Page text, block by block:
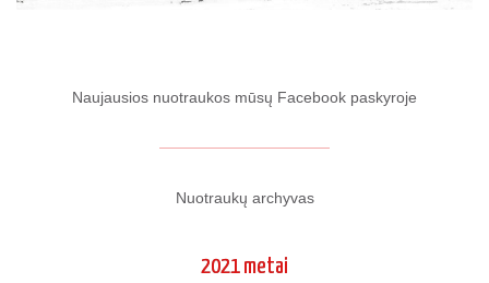
Naujausios nuotraukos mūsų Facebook paskyroje
Nuotraukų archyvas
2021 metai